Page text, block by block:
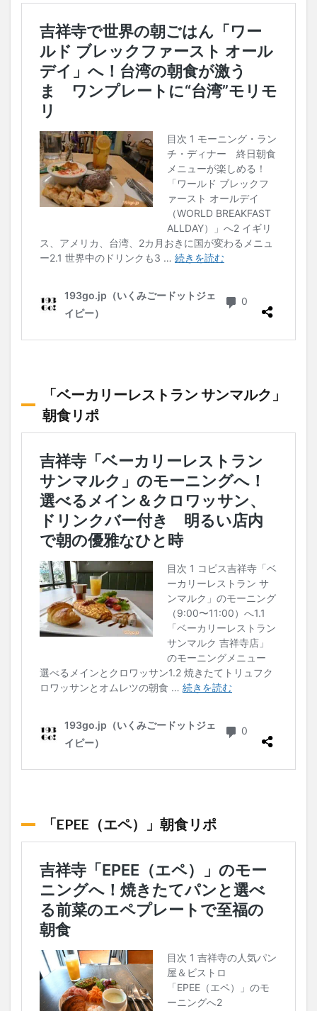
「ベーカリーレストラン サンマルク」
朝食リポ
「EPEE（エペ）」朝食リポ